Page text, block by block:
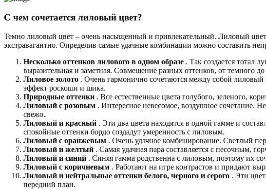
С чем сочетается лиловый цвет?
Темно лиловый цвет – очень насыщенный и привлекательный. Лиловый цвет
экстравагантно. Определив самые удачные комбинации можно составить
Несколько оттенков лилового в одном образе . Так создается тотал
выразительная и заметная. Совмещение разных оттенков, от темного
Лиловое золото . Очень гармонично сочетаются между собой лиловый
эффект роскоши и шика.
Природные оттенки . Все естественные цвета голубого, зеленого,
Лиловый с розовым . Интересное невесомое, воздушное сочетание.
свежо.
Лиловый и красный . Эти два цвета находятся в одной гамме и
спокойные оттенки бордо создадут умеренность с лиловым.
Лиловый с оранжевым . Очень удачное комбинирование. Светлый
Лиловый и желтый . Самая удачная пара составляется с песочным,
Лиловый и синий . Синяя гамма родственна с лиловым, поэтому их
Лиловый с коричневым . Работают на игре контрастов и придают
Лиловый и нейтральные оттенки белого, черного и серого . Эти
передний план.